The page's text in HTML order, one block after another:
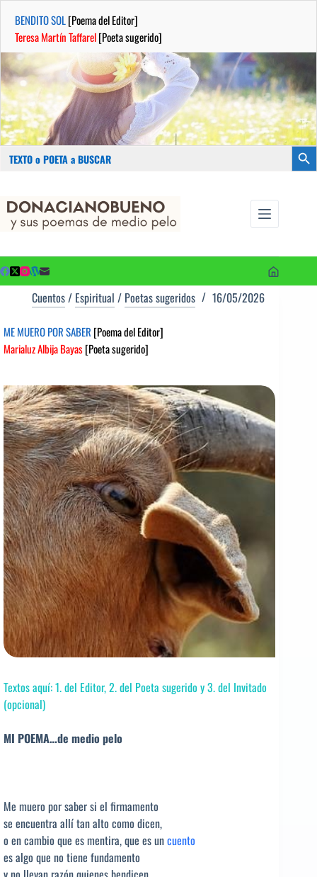
BENDITO SOL[Poema del Editor]
Teresa Martín Taffarel[Poeta sugerido]
Buscar:
contenido
Cuentos/ Espiritual / Poetas sugeridos 16/05/2026
ME MUERO POR SABER [Poema del Editor]
Marialuz Albija Bayas[Poeta sugerido]
Textos aquí: 1. del Editor, 2. del Poeta sugerido y 3. del Invitado
(opcional)
MI POEMA…de medio pelo
Me muero por saber si el firmamento
se encuentra allí tan alto como dicen,
o en cambio que es mentira, que es uncuento
es algo que no tiene fundamento